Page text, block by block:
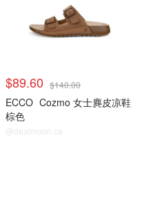
$89.60 $140.00
ECCO Cozmo 女士麂皮凉鞋
棕色
@dealmoon.ca